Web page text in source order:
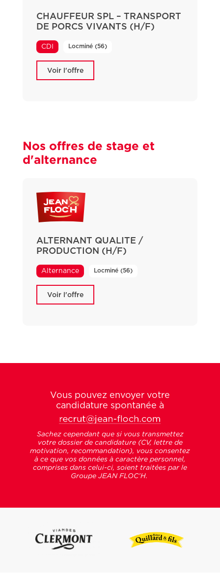
CHAUFFEUR SPL – TRANSPORT
DE PORCS VIVANTS (H/F)
CDI Locminé (56)
Voir l'offre
Nos offres de stage et
d'alternance
ALTERNANT QUALITE /
PRODUCTION (H/F)
Alternance Locminé (56)
Voir l'offre
Vous pouvez envoyer votre
candidature spontanée à
Sachez cependant que si vous transmettez
votre dossier de candidature (CV, lettre de
motivation, recommandation), vous consentez
à ce que vos données à caractère personnel,
comprises dans celui-ci, soient traitées par le
Groupe JEAN FLOC’H.